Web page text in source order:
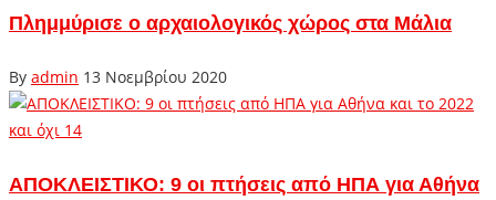
Πλημμύρισε ο αρχαιολογικός χώρος στα Μάλια
By admin 13 Νοεμβρίου 2020
ΑΠΟΚΛΕΙΣΤΙΚΟ: 9 οι πτήσεις από ΗΠΑ για Αθήνα